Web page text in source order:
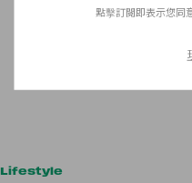
Lifestyle
點擊訂閱即表示您同